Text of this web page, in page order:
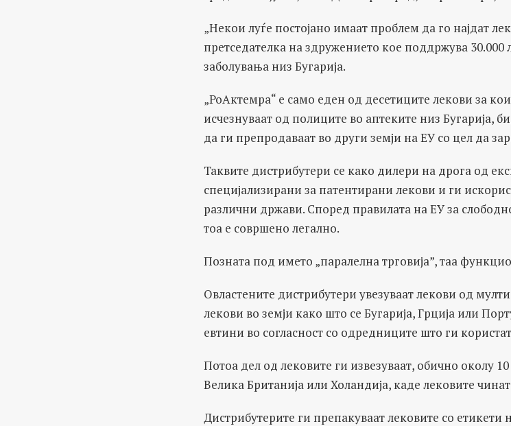
„Некои луѓе постојано имаат проблем да го најдат
претседателка на здружението кое поддржува 30.000
заболувања низ Бугарија.
„РоАктемра“ е само еден од десетиците лекови за
исчезнуваат од полиците во аптеките низ Бугарија,
да ги препродаваат во други земји на ЕУ со цел да
Таквите дистрибутери се како дилери на дрога од
специјализирани за патентирани лекови и ги
различни држави. Според правилата на ЕУ за
тоа е совршено легално.
Позната под името „паралелна трговија”, таа
Овластените дистрибутери увезуваат лекови од
лекови во земји како што се Бугарија, Грција или
евтини во согласност со одредниците што ги
Потоа дел од лековите ги извезуваат, обично околу
Велика Британија или Холандија, каде лековите
Дистрибутерите ги препакуваат лековите со етикети